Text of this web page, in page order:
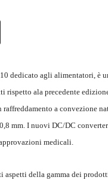
dedicato agli alimentatori, è
rispetto ala precedente
a convezione
mm. I nuovi DC/DC
medicali.
della gamma dei